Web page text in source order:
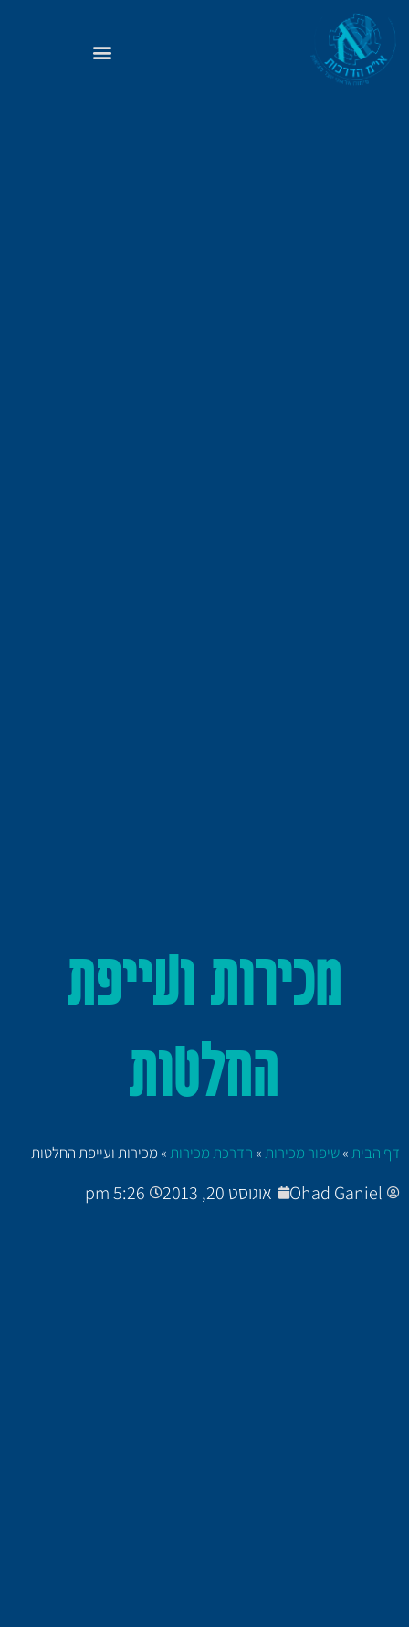
מכירות ועייפת
החלטות
דף הבית»שיפור מכירות»הדרכת מכירות»מכירות ועייפת החלטות
Ohad Ganiel אוגוסט 20, 2013 5:26 pm